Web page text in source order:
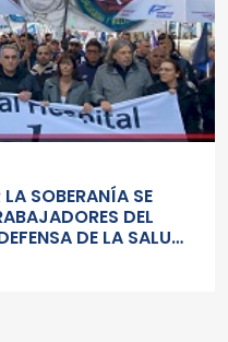
SOBERANÍA SE
DEL
DE LA SALUD